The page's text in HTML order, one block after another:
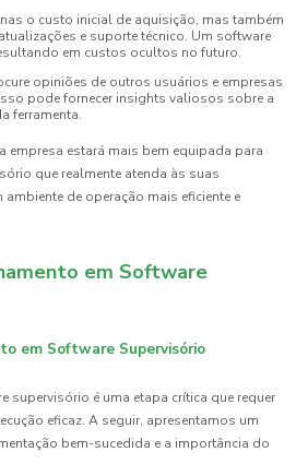
o custo inicial de aquisição, mas também
e suporte técnico. Um software
em custos ocultos no futuro.
opiniões de outros usuários e empresas
pode fornecer insights valiosos sobre a
ferramenta.
empresa estará mais bem equipada para
que realmente atenda às suas
de operação mais eficiente e
em Software
em Software Supervisório
supervisório é uma etapa crítica que requer
eficaz. A seguir, apresentamos um
bem-sucedida e a importância do